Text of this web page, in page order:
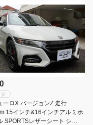
ーロX バージョンZ 走行
15インチ&16インチアルミホ
SPORTSレザーシート シー